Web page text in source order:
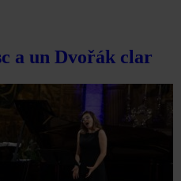
a un Dvořák clar